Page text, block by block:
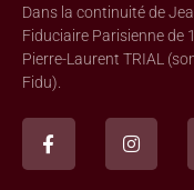
Dans la continuité de
Fiduciaire Parisienne de
Pierre-Laurent TRIAL
Fidu).